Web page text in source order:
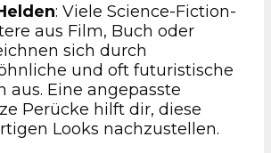
: Viele Science-Fiction-
aus Film, Buch oder
sich durch
und oft futuristische
aus. Eine angepasste
Perücke hilft dir, diese
Looks nachzustellen.